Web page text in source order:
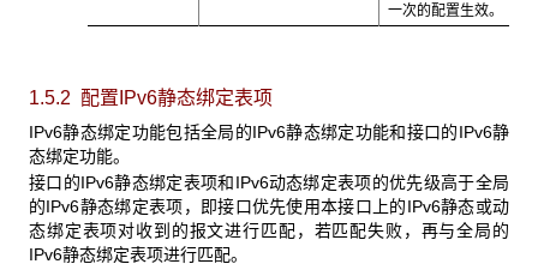
一次的配置生效。
1.5.2 配置IPv6静态绑定表项
IPv6静态绑定功能包括全局的IPv6静态绑定功能和接口的IPv6静
态绑定功能。
接口的IPv6静态绑定表项和IPv6动态绑定表项的优先级高于全局
的IPv6静态绑定表项，即接口优先使用本接口上的IPv6静态或动
态绑定表项对收到的报文进行匹配，若匹配失败，再与全局的
IPv6静态绑定表项进行匹配。